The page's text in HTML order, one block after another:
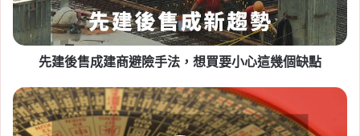
Tag:房東,社會住宅,租屋,租屋族, 租屋注意事
項,租屋糾紛,租屋補助,租屋補助申請,租屋補助
資格
商
險
想
買
要
先建後售成建商避險手法，想買要小心這幾個缺點
蜈
蚣
煞